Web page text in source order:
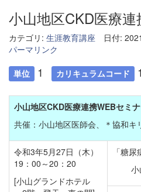
小山地区CKD医療
カテゴリ: 生涯教育講座
日付:
パーマリンク
単位 1 カリキュラムコード
小山地区CKD医療連携WEBセミ
共催：小山地区医師会、＊協和
令和3年5月27日（木）
19：00～20：20
[小山グランドホテル
「糖